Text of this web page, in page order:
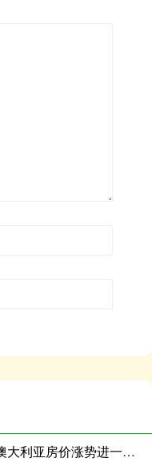
元富证券 【环球财经】2026年4月澳大利亚房价涨势进一步放缓